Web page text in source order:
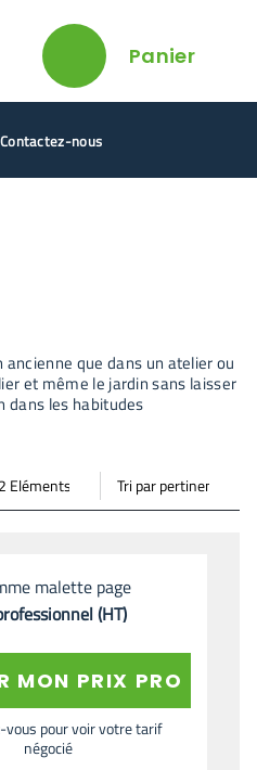
Panier
Contactez-nous
ancienne que dans un atelier ou
et même le jardin sans laisser
dans les habitudes
Trier
par
(HT)
MON PRIX PRO
vous pour voir votre tarif
négocié